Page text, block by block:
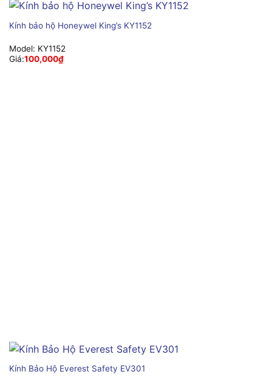
Kính bảo hộ Honeywel King’s KY1152
Model: KY1152
Giá:100,000₫
Kính Bảo Hộ Everest Safety EV301